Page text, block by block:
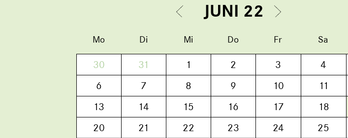
JUNI 22
Mo Di Mi Do Fr Sa
30 31 1 2 3 4
6
7 8 9 10 11
13
14 15 16 17 18
20
21 22 23 24 25